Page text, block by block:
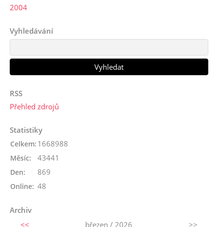
2004
Vyhledávání
RSS
Přehled zdrojů
Statistiky
Online: 48
Celkem: 1668988
Měsíc: 43441
Den: 869
Archiv
<<
březen / 2026 >>